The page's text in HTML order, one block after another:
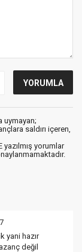
uymayan;
saldırı içeren,
yazılmış yorumlar
yani hazır
değil